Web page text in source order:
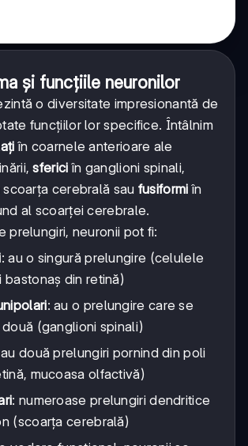
și funcțiile neuronilor
o diversitate impresionantă de
funcțiilor lor specifice. Întâlnim
în coarnele anterioare ale
sferici în ganglioni spinali,
scoarța cerebrală sau fusiformi în
al scoarței cerebrale.
prelungiri, neuronii pot fi:
: au o singură prelungire (celulele
bastonaș din retină)
: au o prelungire care se
(ganglioni spinali)
două prelungiri pornind din poli
mucoasa olfactivă)
: numeroase prelungiri dendritice
(scoarța cerebrală)